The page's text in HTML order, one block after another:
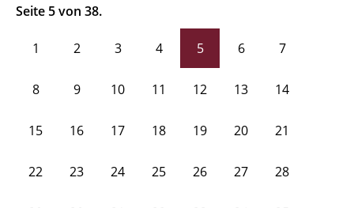
Seite 5 von 38.
1 2 3 4 5 6 7
8 9 10 11 12 13 14
15 16 17 18 19 20 21
22 23 24 25 26 27 28